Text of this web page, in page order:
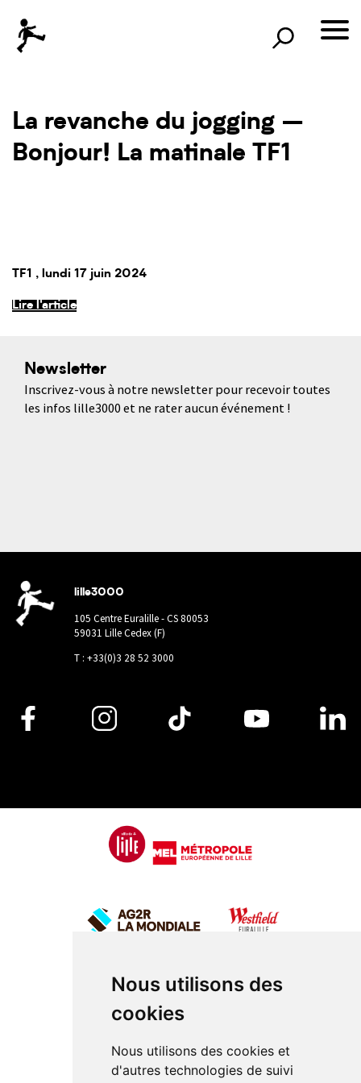
Nous utilisons des
cookies
Nous utilisons des cookies et
d'autres technologies de suivi
Rechercher ×
La revanche du jogging –
Bonjour! La matinale TF1
TF1 , lundi 17 juin 2024
Lire l'article
Newsletter
Inscrivez-vous à notre newsletter pour recevoir toutes
les infos lille3000 et ne rater aucun événement !
lille3000
105 Centre Euralille - CS 80053
59031 Lille Cedex (F)
T : +33(0)3 28 52 3000